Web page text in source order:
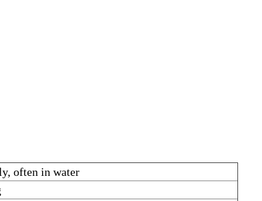
often in water